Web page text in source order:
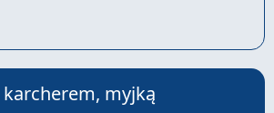
myjką